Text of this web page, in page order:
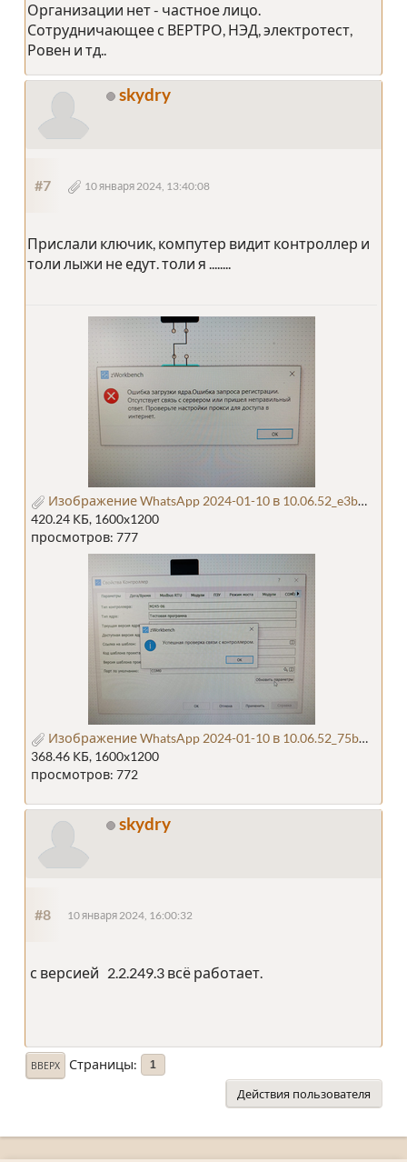
Организации нет - частное лицо.
Сотрудничающее с ВЕРТРО, НЭД, электротест,
Ровен и тд..
skydry
#7 10 января 2024, 13:40:08
Прислали ключик, компутер видит контроллер и
толи лыжи не едут. толи я ........
Изображение WhatsApp 2024-01-10 в 10.06.52_e3bb9975.jpg
420.24 КБ, 1600x1200
просмотров: 777
Изображение WhatsApp 2024-01-10 в 10.06.52_75b73c7b.jpg
368.46 КБ, 1600x1200
просмотров: 772
skydry
#8 10 января 2024, 16:00:32
с версией 2.2.249.3 всё работает.
ВВЕРХ Страницы 1
Действия пользователя